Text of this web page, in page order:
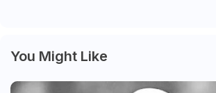
You Might Like